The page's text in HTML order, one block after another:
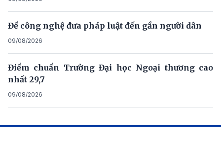
Để công nghệ đưa pháp luật đến gần người dân
09/08/2026
Điểm chuẩn Trường Đại học Ngoại thương cao
nhất 29,7
09/08/2026